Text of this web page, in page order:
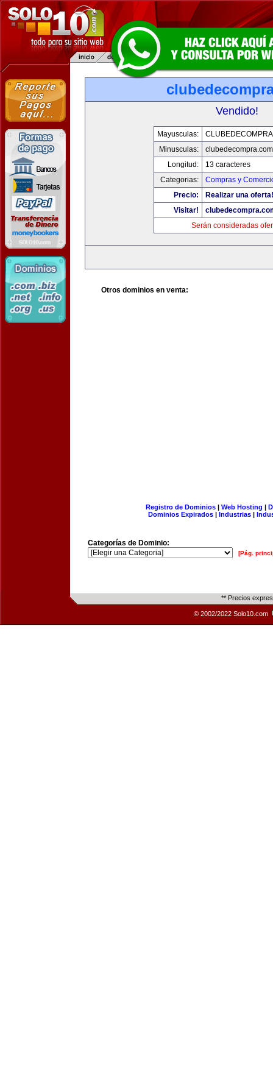
Vendido!
Mayusculas:
Minusculas:
clubedecompra.com
Longitud:
13 caracteres
Categorias:
Compras y
Precio:
Realizar una oferta!
Visitar!
Serán consideradas
Otros dominios en venta:
Registro de Dominios| Web Hosting |
Dominios Expirados | Industrias |
Categorías de Dominio:
[Pág.
** Precios
© 2002/2022 Solo10.com